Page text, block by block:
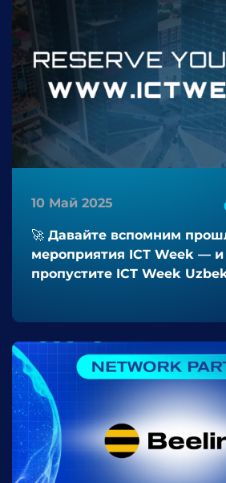
10 Май 2025
🚀 Давайте вспомним
мероприятия ICT Week — и
пропустите ICT Week